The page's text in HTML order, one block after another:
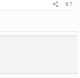
#7